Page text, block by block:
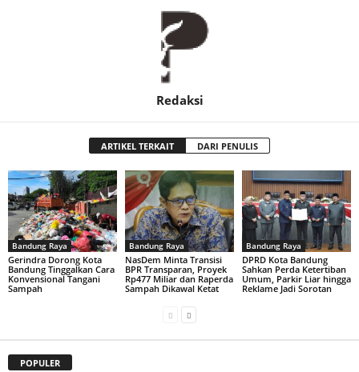
Redaksi
ARTIKEL TERKAIT DARI PENULIS
Bandung Raya
Gerindra Dorong Kota
Bandung Tinggalkan Cara
Konvensional Tangani
Sampah
Bandung Raya
NasDem Minta Transisi
BPR Transparan, Proyek
Rp477 Miliar dan Raperda
Sampah Dikawal Ketat
Bandung Raya
DPRD Kota Bandung
Sahkan Perda Ketertiban
Umum, Parkir Liar hingga
Reklame Jadi Sorotan
POPULER